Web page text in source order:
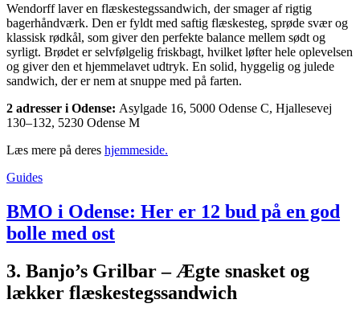
Wendorff laver en flæskestegssandwich, der smager af rigtig
bagerhåndværk. Den er fyldt med saftig flæskesteg, sprøde svær og
klassisk rødkål, som giver den perfekte balance mellem sødt og
syrligt. Brødet er selvfølgelig friskbagt, hvilket løfter hele oplevelsen
og giver den et hjemmelavet udtryk. En solid, hyggelig og julede
sandwich, der er nem at snuppe med på farten.
2 adresser i Odense: Asylgade 16, 5000 Odense C, Hjallesevej
130–132, 5230 Odense M
Læs mere på deres hjemmeside.
Guides
BMO i Odense: Her er 12 bud på en god
bolle med ost
3. Banjo’s Grilbar – Ægte snasket og
lækker flæskestegssandwich